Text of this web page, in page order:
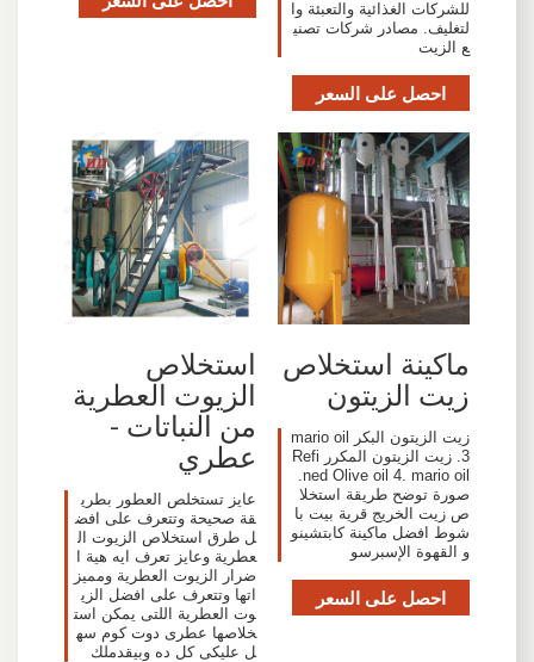
للشركات الغذائية والتعبئة وا
لتغليف. مصادر شركات تصني
ع الزيت
احصل على السعر
ماكينة استخلاص
زيت الزيتون
زيت الزيتون البكر mario oil
3. زيت الزيتون المكرر Refi
ned Olive oil 4. mario oil.
صورة توضح طريقة استخلا
ص زيت الخريج قرية بيت با
شوط افضل ماكينة كابتشينو
و القهوة الإسبرسو
احصل على السعر
استخلاص
الزيوت العطرية
من النباتات -
عطري
عايز تستخلص العطور بطري
قة صحيحة وتتعرف على افض
ل طرق استخلاص الزيوت ال
عطرية وعايز تعرف ايه هية ا
ضرار الزيوت العطرية ومميز
اتها وتتعرف على افضل الزي
وت العطرية اللتى يمكن است
خلاصها عطرى دوت كوم سه
ل عليكى كل ده وبيقدملك